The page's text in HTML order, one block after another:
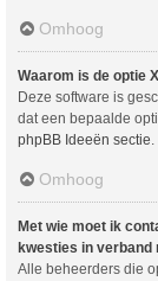
Omhoog
Waarom is de optie
Deze software is
dat een bepaalde
phpBB Ideeën sectie.
Omhoog
Met wie moet ik
kwesties in verband
Alle beheerders die